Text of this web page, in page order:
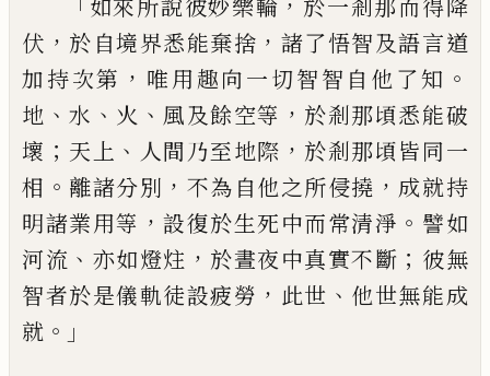
如來所說彼妙樂輪
於一剎那而得降
伏 ， 於自境界悉能棄捨 ， 諸了悟智及語言道
加持次第 ， 唯用趣向一切智智自他了知 。
地 、水 、 火 、 風及餘空等 ， 於剎那頃悉能破
壞 ； 天上 、 人間乃至地際 ， 於剎那頃皆同一
相 。 離諸分別 ， 不為自他之所侵撓 ， 成就持
明諸業用等 ，設復於生死中而常清淨 。 譬如
河流 、 亦如燈炷 ， 於晝夜中真實不斷 ； 彼無
智者於是儀軌徒設疲勞 ， 此世 、 他世無能成
就 。」